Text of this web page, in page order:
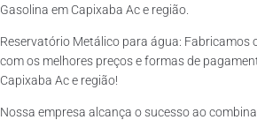
Gasolina em Capixaba Ac e região.
Reservatório Metálico para água: Fabricamos
com os melhores preços e formas de
Capixaba Ac e região!
Nossa empresa alcança o sucesso ao